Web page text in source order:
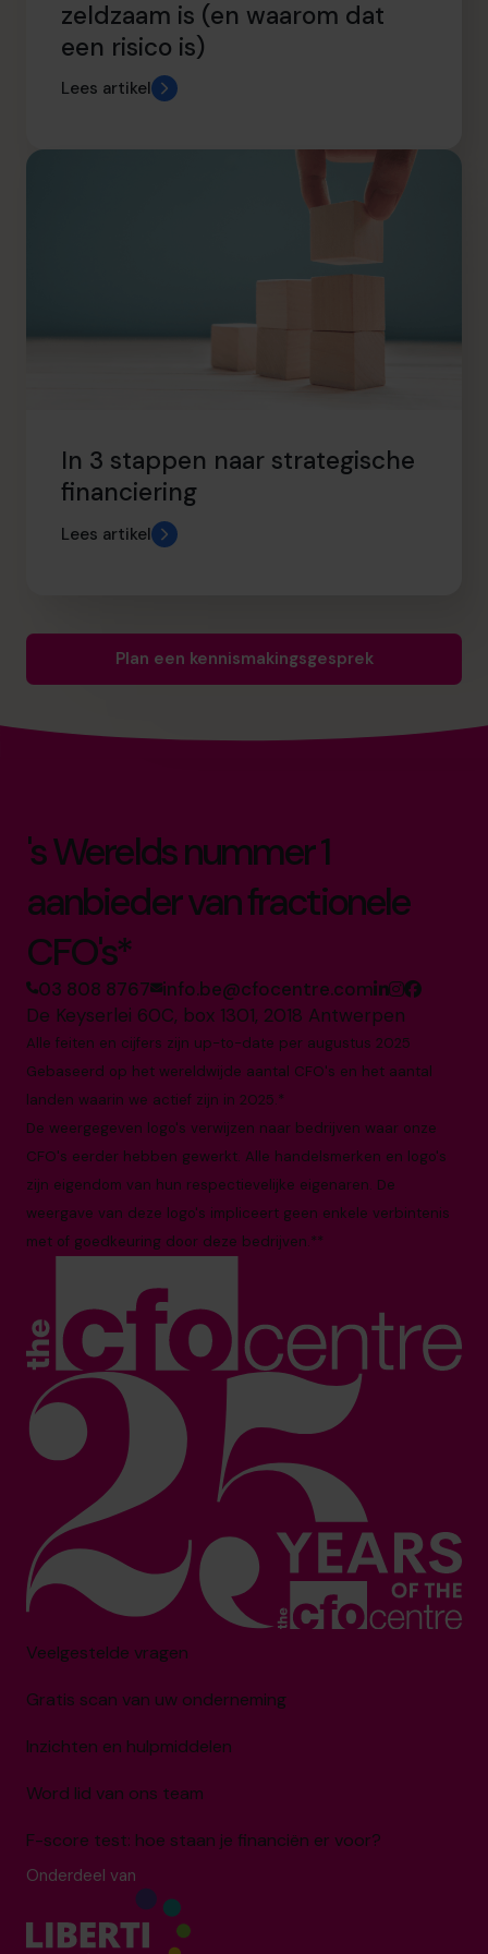
zeldzaam is (en waarom dat
een risico is)
Lees artikel
In 3 stappen naar strategische
financiering
Lees artikel
Plan een kennismakingsgesprek
's Werelds nummer 1
aanbieder van fractionele
CFO's*
03 808 8767 info.be@cfocentre.com
De Keyserlei 60C, box 1301, 2018 Antwerpen
Alle feiten en cijfers zijn up-to-date per augustus 2025
Gebaseerd op het wereldwijde aantal CFO's en het aantal
landen waarin we actief zijn in 2025.*
De weergegeven logo's verwijzen naar bedrijven waar onze
CFO's eerder hebben gewerkt. Alle handelsmerken en logo's
zijn eigendom van hun respectievelijke eigenaren. De
weergave van deze logo's impliceert geen enkele verbintenis
met of goedkeuring door deze bedrijven.**
Veelgestelde vragen
Gratis scan van uw onderneming
Inzichten en hulpmiddelen
Word lid van ons team
F-score test: hoe staan je financiën er voor?
Onderdeel van